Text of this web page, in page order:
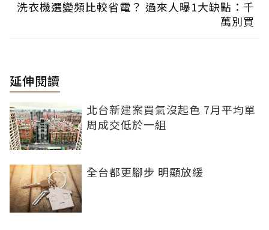
洗衣機選變頻比較省電？ 過來人曝1大缺點：千
萬別買
延伸閱讀
北台新建案買氣沒起色 7月平均單
周成交低於一組
全台都更腳步 明顯放緩